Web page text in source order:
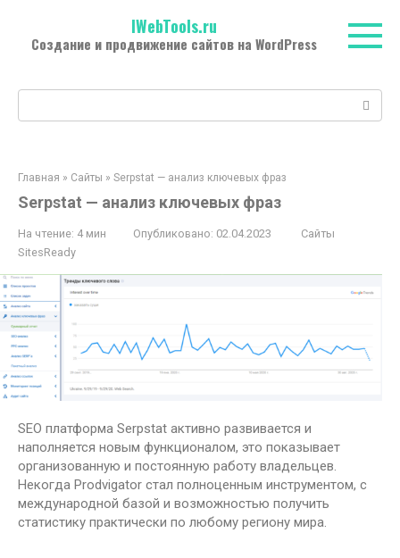
контенту
IWebTools.ru
Создание и продвижение сайтов на WordPress
Поиск:
Главная » Сайты » Serpstat — анализ ключевых фраз
Serpstat — анализ ключевых фраз
На чтение: 4 мин Опубликовано: 02.04.2023
Сайты
SitesReady
SEO платформа Serpstat активно развивается и
наполняется новым функционалом, это показывает
организованную и постоянную работу владельцев.
Некогда Prodvigator стал полноценным инструментом, с
международной базой и возможностью получить
статистику практически по любому региону мира.